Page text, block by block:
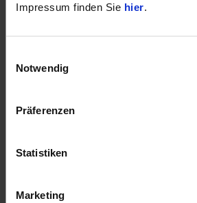
Impressum finden Sie hier.
Notwendig
Präferenzen
Statistiken
Marketing